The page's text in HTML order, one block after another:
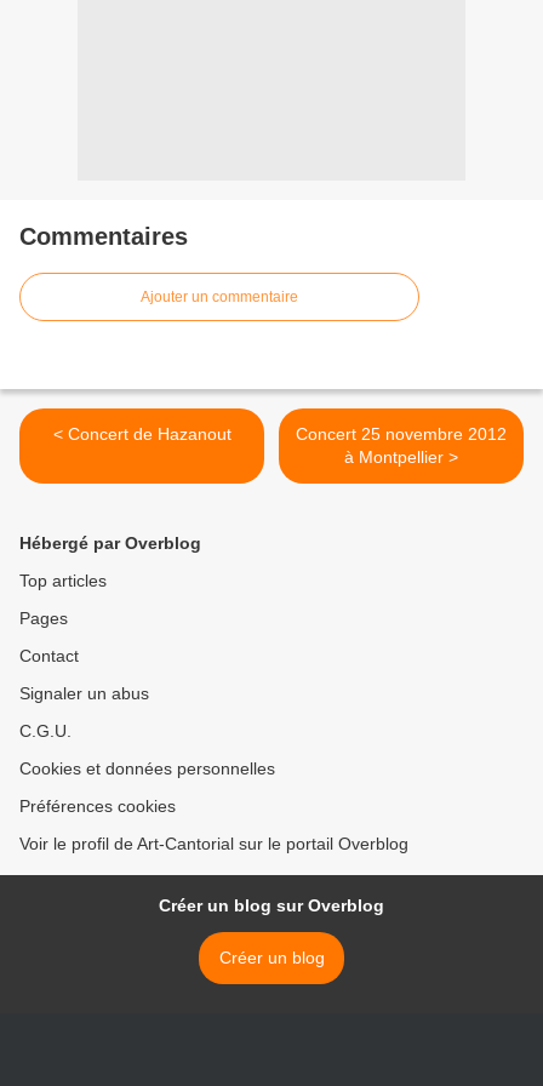
Commentaires
Ajouter un commentaire
< Concert de Hazanout
Concert 25 novembre 2012
à Montpellier >
Hébergé par Overblog
Top articles
Pages
Contact
Signaler un abus
C.G.U.
Cookies et données personnelles
Préférences cookies
Voir le profil de Art-Cantorial sur le portail Overblog
Créer un blog sur Overblog
Créer un blog